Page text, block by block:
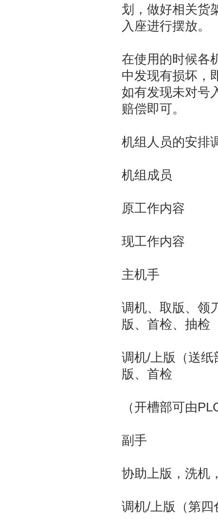
划，做好相关货
入座进行摆放。
在使用的时候各
中发现有损坏，
如有发现未对号
赔偿即可。
机组人员的安排
机组成员
原工作内容
现工作内容
主机手
调机、取版、领
版、首检、抽检
调机/上版（送
版、首检
（开槽部可由
副手
协助上版，洗机
调机/上版（第四